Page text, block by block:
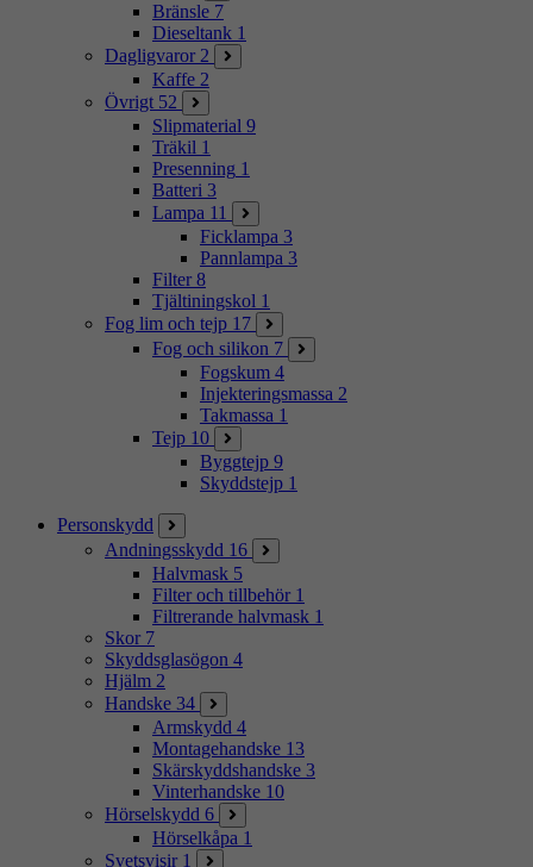
Bränsle 7
Dieseltank 1
Dagligvaror 2
Kaffe 2
Övrigt 52
Slipmaterial 9
Träkil 1
Presenning 1
Batteri 3
Lampa 11
Ficklampa 3
Pannlampa 3
Filter 8
Tjältiningskol 1
Fog lim och tejp 17
Fog och silikon 7
Fogskum 4
Injekteringsmassa 2
Takmassa 1
Tejp 10
Byggtejp 9
Skyddstejp 1
Personskydd
Andningsskydd 16
Halvmask 5
Filter och tillbehör 1
Filtrerande halvmask 1
Skor 7
Skyddsglasögon 4
Hjälm 2
Handske 34
Armskydd 4
Montagehandske 13
Skärskyddshandske 3
Vinterhandske 10
Hörselskydd 6
Hörselkåpa 1
Svetsvisir 1